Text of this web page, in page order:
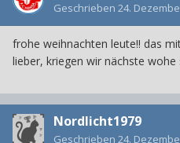
Geschrieben 24.
frohe weihnachten leute!! das
lieber, kriegen wir nächste wohe
Nordlicht1979
Geschrieben 24.